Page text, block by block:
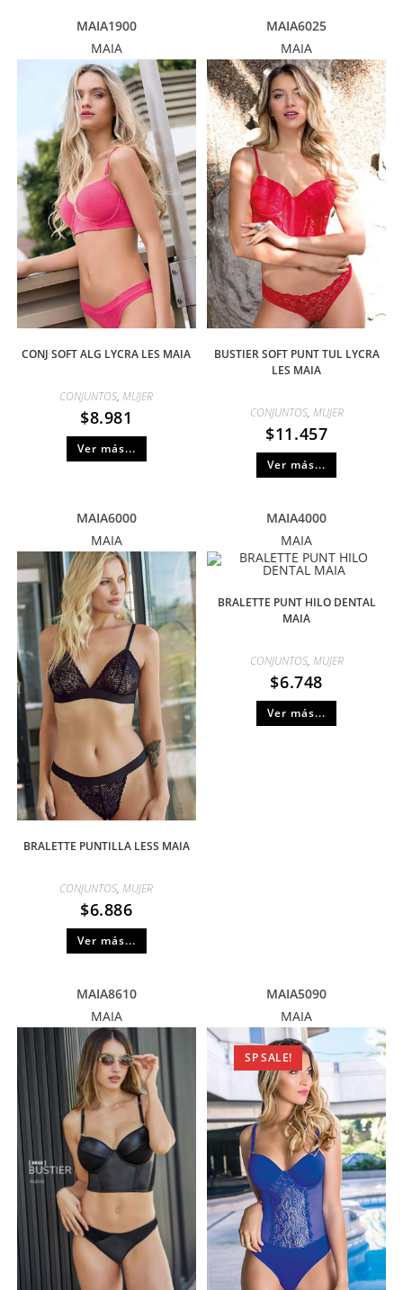
MAIA1900
MAIA
CONJ SOFT ALG LYCRA LES MAIA
CONJUNTOS,MUJER
$8.981
Ver más...
MAIA6025
MAIA
BUSTIER SOFT PUNT TUL LYCRA
LES MAIA
CONJUNTOS, MUJER
$11.457
Ver más...
MAIA6000
MAIA
BRALETTE PUNTILLA LESS MAIA
CONJUNTOS,MUJER
$6.886
Ver más...
MAIA4000
MAIA
BRALETTE PUNT HILO DENTAL
MAIA
CONJUNTOS, MUJER
$6.748
Ver más...
MAIA8610
MAIA
MAIA5090
MAIA
SP SALE!